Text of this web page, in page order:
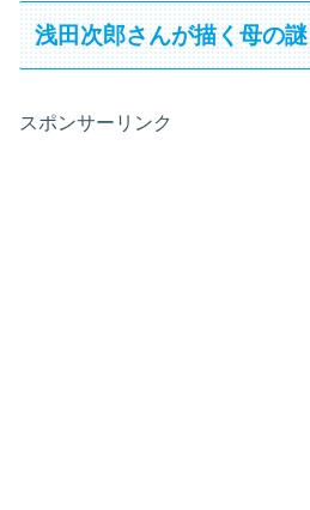
浅田次郎さんが描く母の
スポンサーリンク